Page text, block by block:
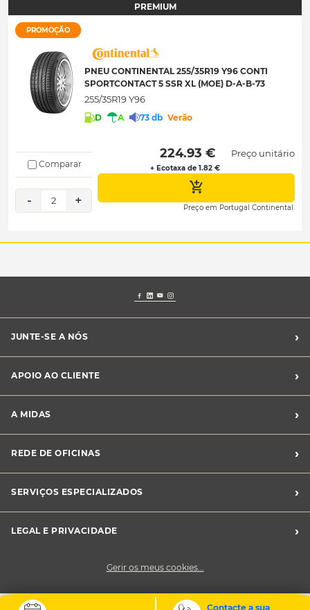
PREMIUM
PROMOÇÃO
PNEU CONTINENTAL 255/35R19 Y96 CONTI
SPORTCONTACT 5 SSR XL (MOE) D-A-B-73
255/35R19 Y96
D A 73 db Verão
Comparar
- 2 +
224.93 €
+ Ecotaxa de 1.82 €
Preço unitário
Preço em Portugal Continental.
JUNTE-SE A NÓS ›
Franchising Midas
APOIO AO CLIENTE ›
Livro de Reclamações
Canal de Denúncias
Perguntas Frequentes
A MIDAS ›
Sustentabilidade
Notícias Midas
REDE DE OFICINAS ›
SERVIÇOS ESPECIALIZADOS
›
LEGAL E PRIVACIDADE
›
Cookies
Gerir os meus cookies...
Contacte a sua